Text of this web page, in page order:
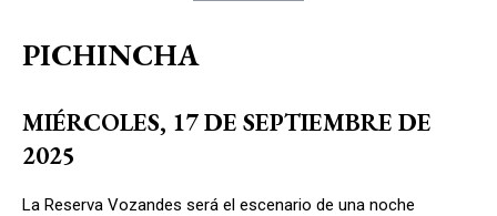
PICHINCHA
MIÉRCOLES, 17 DE SEPTIEMBRE DE
2025
La Reserva Vozandes será el escenario de una noche